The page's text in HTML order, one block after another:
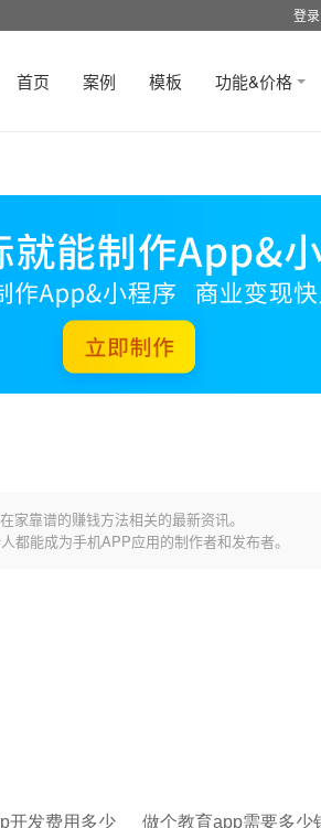
登录
首页 案例 模板 功能&价格
靠谱的赚钱方法相关的最新资讯。
都能成为手机APP应用的制作者和发布者。
开发费用多少